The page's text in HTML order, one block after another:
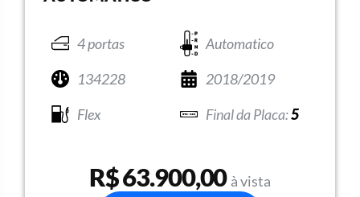
4 portas
Automatico
134228
2018/2019
Flex
5
R$ 63.900,00 à vista